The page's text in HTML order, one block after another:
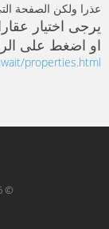
سلطنة عمان
فلسطين
قطر
تونس
عذرا ولكن الصفحة
يرجى اختيار
او اضغط على
properties.html
© 2026, مشغل بواسطة